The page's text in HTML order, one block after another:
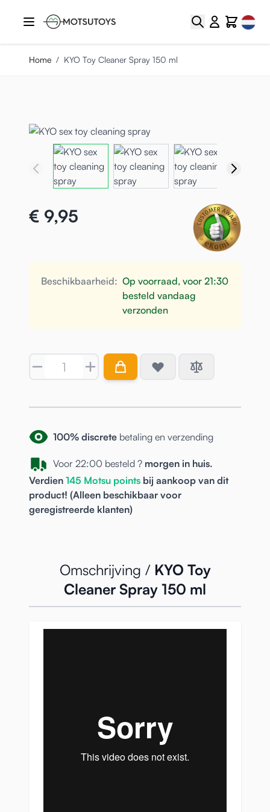
Zoek
CartSelect
Home / KYO Toy Cleaner Spray 150 ml
€ 9,95
Beschikbaarheid: Op voorraad, voor 21:30
besteld vandaag
verzonden
100% discrete betaling en verzending
Voor 22:00 besteld ? morgen in huis.
Verdien 145 Motsu points bij aankoop van dit
product! (Alleen beschikbaar voor
geregistreerde klanten)
Omschrijving / KYO Toy
Cleaner Spray 150 ml